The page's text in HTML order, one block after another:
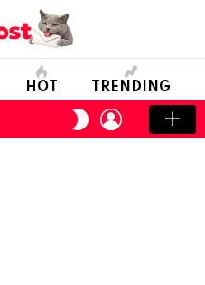
HOT TRENDING
SWITCH
SKIN
LOGIN